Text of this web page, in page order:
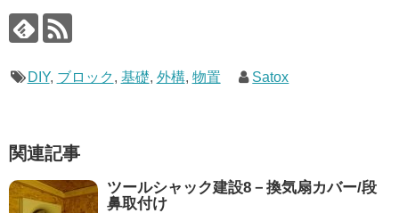
DIY, ブロック , 基礎, 外構, 物置 Satox
関連記事
ツールシャック建設8－換気扇カバー/段
鼻取付け